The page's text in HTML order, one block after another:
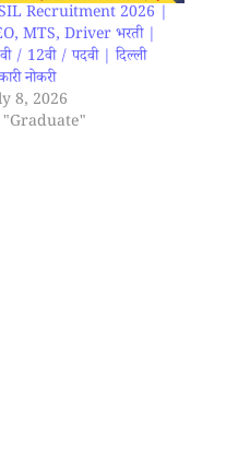
Recruitment 2026 |
MTS, Driver भरती |
/ 12वी / पदवी | दिल्ली
नोकरी
8, 2026